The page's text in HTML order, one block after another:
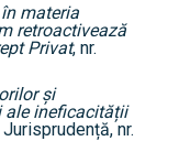
materia
retroactivează
Privat, nr.
și
ale ineficacității
nr.